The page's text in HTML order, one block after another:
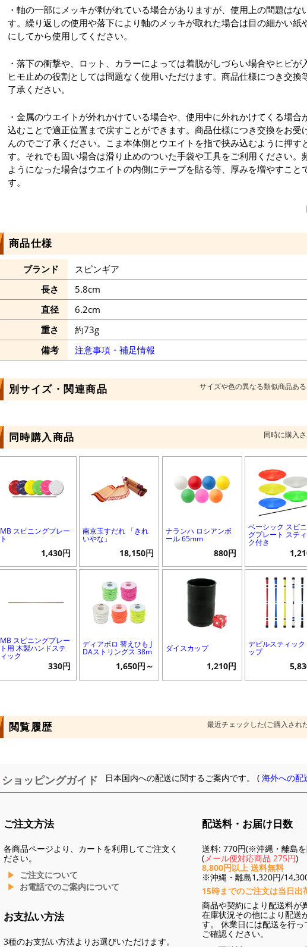
・軸の一部にメッキが剥がれている場合がありますが、使用上の問題はな
す。繰り返しの使用や落下により軸のメッキが取れた場合は目の細かい紙
にしてから使用してください。
・落下の衝撃や、ロット、カラーによっては着脱がしづらい場合やヒビが
ヒモ止めの役割としては問題なく使用いただけます。商品仕様につき交換
了承ください。
・金属のウエイトが外れかけている場合や、使用中に外れかけてくる場合
込むことで適正位置まで戻すことができます。商品仕様につき交換をお受
んのでご了承ください。こま本体側とウエイトを指で挟み込むように押す
す。それでも固い場合は滑り止めのついた手袋や工具をご利用ください。
ようになった場合はウエイトの内側にテープを貼る等、厚みを増やすこと
す。
商品仕様
ブランド
スピンギア
長さ
5.8cm
直径
6.2cm
重さ
約73g
備考
注意事項・補足情報
別サイズ・関連商品 サイズや色の異なる類似商品あ
同時購入商品 同時に購入
MB スピニングプレー
ト
1,430円
南京玉すだれ 「きれ
いやな」
18,150円
ナランハ ロシアンボ
ール 65mm
880円
ベーシック スピ
グプレート ステ
ク付き
MB スピニングプレー
ト用 木製ハンドステ
ィック
330円
ディアボロ 替えひも J
DAストリングス 38m
1,650円～
ダイスカップ
1,210円
デビルスティック
ップ
閲覧履歴 最近チェックした(ご購入され
ショッピングガイド 日本国内への配送に関するご案内です。 (海外への配
ご注文方法
各商品ページより、カートを利用してご注文く
ださい。
ご注文について
お電話でのご案内について
お支払い方法
3種のお支払い方法よりお選びいただけます。
配送料・お届け日数
送料: 770円(※沖縄・離島
( メール便対応商品 275円)
8,800円以上 送料無料
※沖縄・離島1,320円/
15時までのご注文は当日出
商品や契約により配送料が
在庫状況その他により配送
す。 休業日には配送を行っ
ご確認ください。